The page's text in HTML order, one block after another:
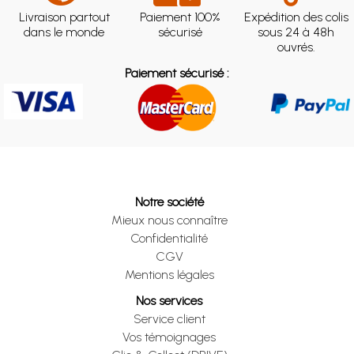
Livraison partout
dans le monde
Paiement 100%
sécurisé
Expédition des colis
sous 24 à 48h
ouvrés.
Paiement sécurisé :
Notre société
Mieux nous connaître
Confidentialité
CGV
Mentions légales
Nos services
Service client
Vos témoignages